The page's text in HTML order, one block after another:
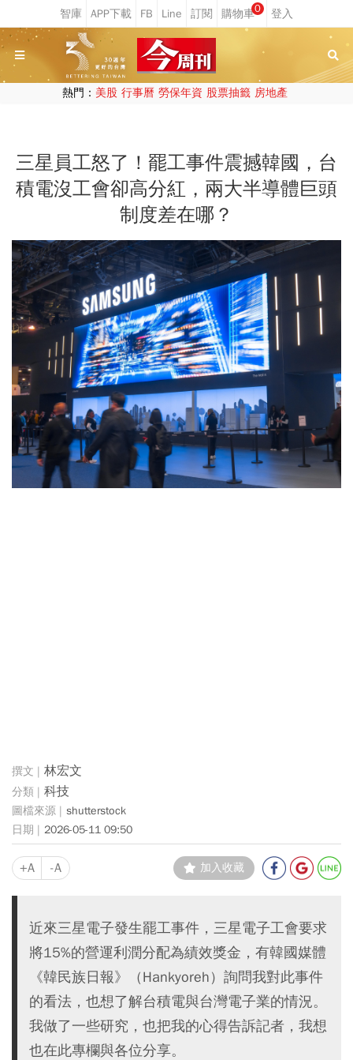
0
熱門： 美股 行事曆 勞保年資 股票抽籤 房地產
三星員工怒了！罷工事件震撼韓國，台
積電沒工會卻高分紅，兩大半導體巨頭
制度差在哪？
林宏文
科技
shutterstock
2026-05-11 09:50
+A -A 加入收藏
近來三星電子發生罷工事件，三星電子工會要求
將15%的營運利潤分配為績效獎金，有韓國媒體
《韓民族日報》（Hankyoreh）詢問我對此事件
的看法，也想了解台積電與台灣電子業的情況。
我做了一些研究，也把我的心得告訴記者，我想
也在此專欄與各位分享。